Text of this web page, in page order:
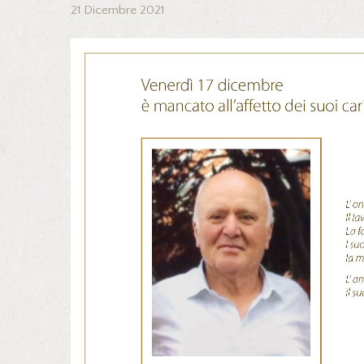
21 Dicembre 2021